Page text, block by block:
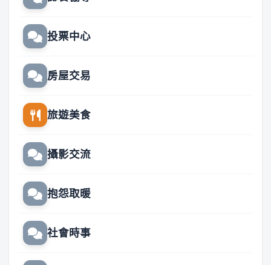
投票中心
房屋交易
旅遊美食
攝影交流
抱怨取暖
社會時事